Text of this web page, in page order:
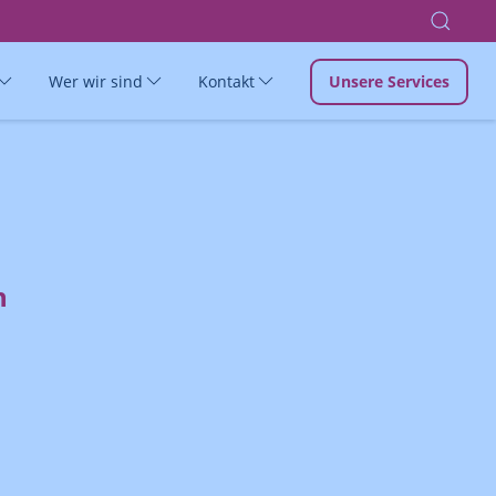
Wer wir sind Kontakt Unsere Services